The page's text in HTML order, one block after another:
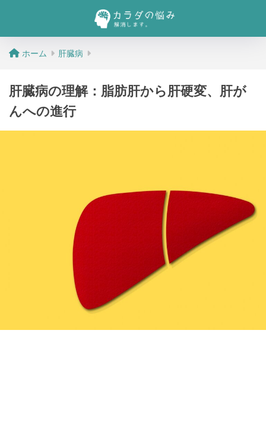
ホーム 肝臓病
肝臓病の理解：脂肪肝から肝硬変、肝が
んへの進行